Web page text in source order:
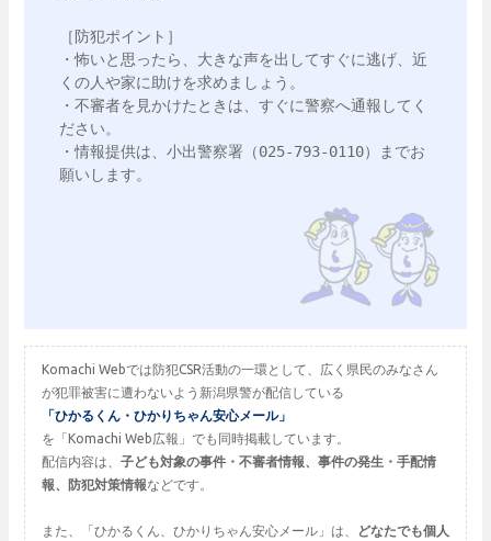
［防犯ポイント］
・怖いと思ったら、大きな声を出してすぐに逃げ、近
くの人や家に助けを求めましょう。
・不審者を見かけたときは、すぐに警察へ通報してく
ださい。
・情報提供は、小出警察署（025‐793‐0110）までお
願いします。
Komachi Webでは防犯CSR活動の一環として、広く県民のみなさん
が犯罪被害に遭わないよう新潟県警が配信している
「ひかるくん・ひかりちゃん安心メール」
を「Komachi Web広報」でも同時掲載しています。
配信内容は、 子ども対象の事件・不審者情報、事件の発生・手配情
報、防犯対策情報などです。
また、「ひかるくん、ひかりちゃん安心メール」は、
どなたでも個人